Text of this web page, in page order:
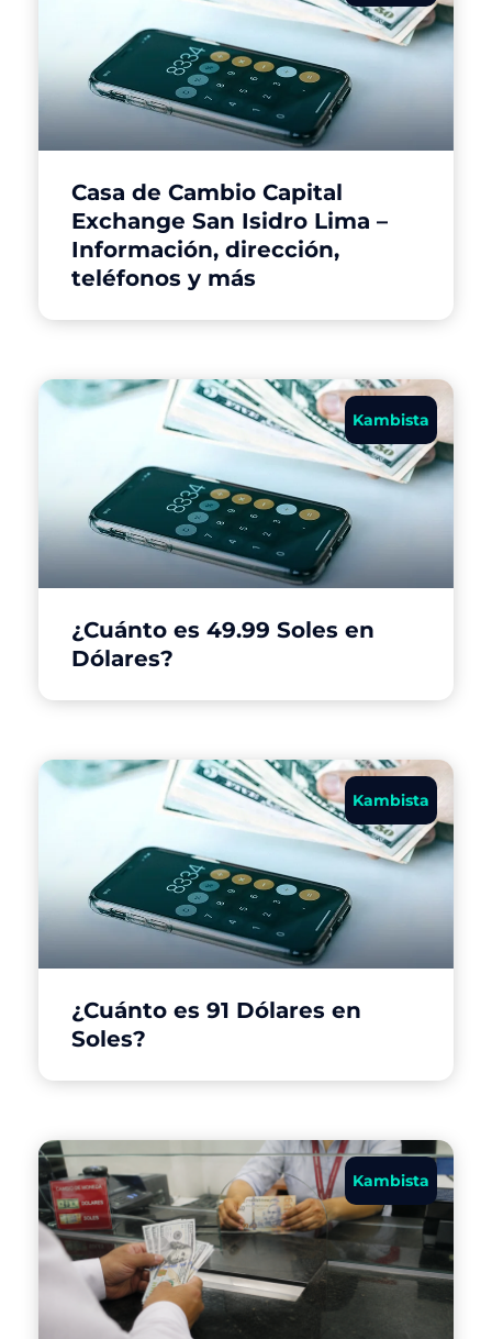
Casa de Cambio Capital
Exchange San Isidro Lima –
Información, dirección,
teléfonos y más
Kambista
¿Cuánto es 49.99 Soles en
Dólares?
Kambista
¿Cuánto es 91 Dólares en
Soles?
Kambista